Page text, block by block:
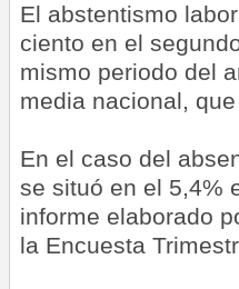
El abstentismo
ciento en el
mismo periodo del
media nacional,
En el caso del
se situó en el 5,4%
informe elaborado
la Encuesta